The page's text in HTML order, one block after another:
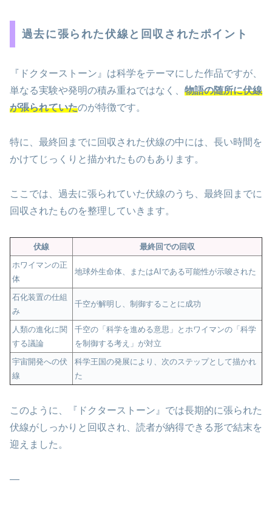
過去に張られた伏線と回収されたポイント
『ドクターストーン』は科学をテーマにした作品ですが、
単なる実験や発明の積み重ねではなく、 物語の随所に伏線
が張られていたのが特徴です。
特に、最終回までに回収された伏線の中には、長い時間を
かけてじっくりと描かれたものもあります。
ここでは、過去に張られていた伏線のうち、最終回までに
回収されたものを整理していきます。
伏線
最終回での回収
ホワイマンの正
体
地球外生命体、またはAIである可能性が示唆された
石化装置の仕組
み
千空が解明し、制御することに成功
人類の進化に関
する議論
千空の「科学を進める意思」とホワイマンの「科学
を制御する考え」が対立
宇宙開発への伏
線
科学王国の発展により、次のステップとして描かれ
た
このように、『ドクターストーン』では長期的に張られた
伏線がしっかりと回収され、読者が納得できる形で結末を
迎えました。
—